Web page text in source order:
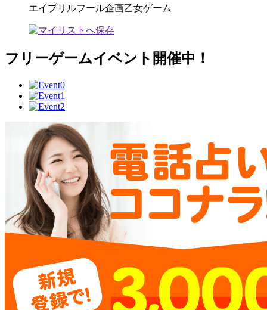
エイプリルフール企画乙女ゲーム
フリーゲームイベント開催中！